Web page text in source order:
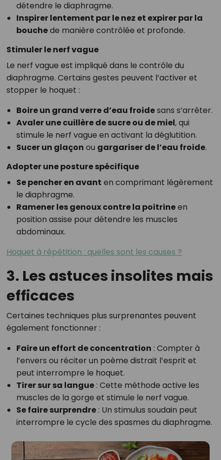
détendre le diaphragme.
Inspirer lentement par le nez et expirer par la
bouchede manière contrôlée et profonde.
Stimuler le nerf vague
Le nerf vague est impliqué dans le contrôle du
diaphragme. Certains gestes peuvent l’activer et
stopper le hoquet :
Boire un grand verre d’eau froidesans s’arrêter.
Avaler une cuillère de sucre ou de miel, qui
stimule le nerf vague en activant la déglutition.
Sucer un glaçon ou gargariser de l’eau froide.
Adopter une posture spécifique
Se pencher en avant en comprimant légèrement
le diaphragme.
Ramener les genoux contre la poitrineen
position assise pour détendre les muscles
abdominaux.
Hoquet à répétition : quelles sont les causes ?
3. Les astuces insolites mais
efficaces
Certaines techniques plus surprenantes peuvent
également fonctionner :
Faire un effort de concentration : Compter à
l’envers ou réciter un poème distrait l’esprit et
peut interrompre le hoquet.
Tirer sur sa langue: Cette méthode active les
muscles de la gorge et stimule le nerf vague.
Se faire surprendre: Un stimulus soudain peut
interrompre le cycle des spasmes du diaphragme.